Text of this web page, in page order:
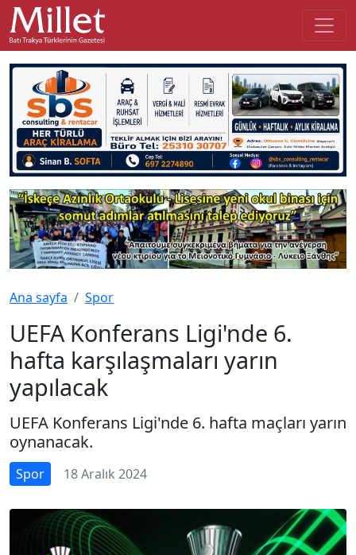
Ana sayfa Spor
UEFA Konferans Ligi'nde 6.
hafta karşılaşmaları yarın
yapılacak
UEFA Konferans Ligi'nde 6. hafta maçları yarın
oynanacak.
Spor 18 Aralık 2024